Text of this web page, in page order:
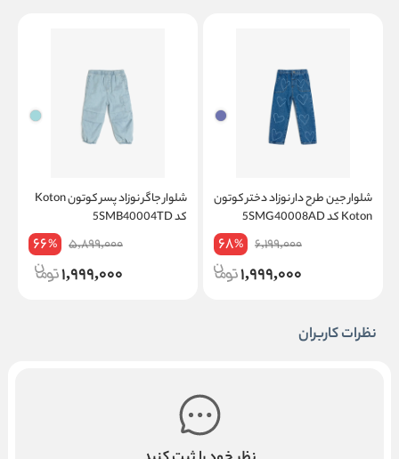
شلوار جین طرح دار نوزاد دختر کوتون
Koton کد 5SMG40008AD
6,199,000
68%
1,999,000
شلوار جاگر نوزاد پسر کوتون Koton
کد 5SMB40004TD
5,899,000
66%
1,999,000
نظرات کاربران